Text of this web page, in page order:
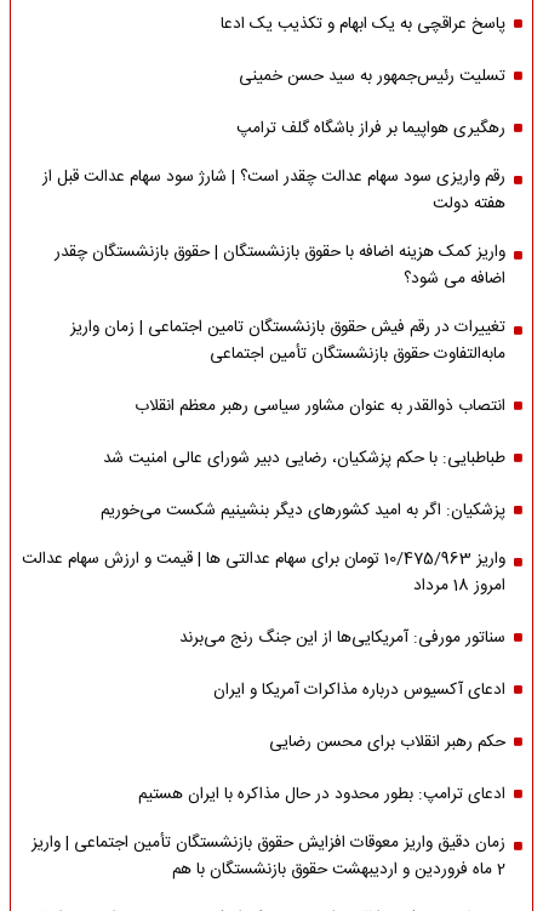
پاسخ عراقچی به یک ابهام و تکذیب یک ادعا
تسلیت رئیس‌جمهور به سید حسن خمینی
رهگیری هواپیما بر فراز باشگاه گلف ترامپ
رقم واریزی سود سهام عدالت چقدر است؟ | شارژ سود سهام عدالت قبل از
هفته دولت
واریز کمک هزینه اضافه با حقوق بازنشستگان | حقوق بازنشستگان چقدر
اضافه می شود؟
تغییرات در رقم فیش حقوق بازنشستگان تامین اجتماعی | زمان واریز
مابه‌التفاوت حقوق بازنشستگان تأمین اجتماعی
انتصاب ذوالقدر به عنوان مشاور سیاسی رهبر معظم انقلاب
طباطبایی: با حکم پزشکیان، رضایی دبیر شورای عالی امنیت شد
پزشکیان: اگر به امید کشورهای دیگر بنشینیم شکست می‌خوریم
واریز 10/475/963 تومان برای سهام عدالتی ها | قیمت و ارزش سهام عدالت
امروز 18 مرداد
سناتور مورفی: آمریکایی‌ها از این جنگ رنج می‌برند
ادعای آکسیوس درباره مذاکرات آمریکا و ایران
حکم رهبر انقلاب برای محسن رضایی
ادعای ترامپ: بطور محدود در حال مذاکره با ایران هستیم
زمان دقیق واریز معوقات افزایش حقوق بازنشستگان تأمین اجتماعی | واریز
2 ماه فروردین و اردیبهشت حقوق بازنشستگان با هم